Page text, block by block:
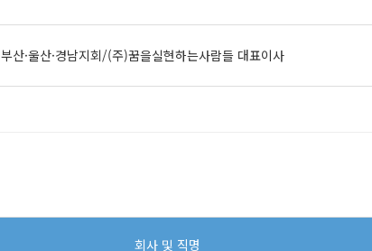
부산·울산·경남지회/(주)꿈을실현하는사람들 대표이사
회사 및 직명